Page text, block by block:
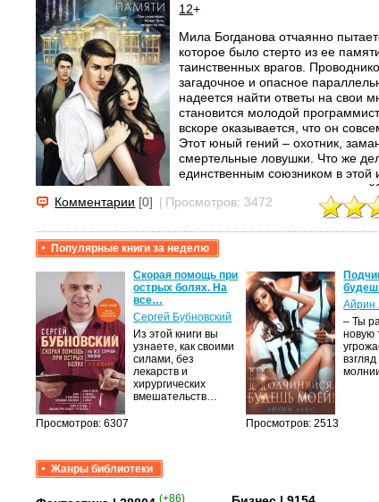
12+
Мила Богданова отчаянно
которое было стерто из ее
таинственных врагов.
загадочное и опасное
надеется найти ответы на свои
становится молодой
вскоре оказывается, что он
Этот юный гений – охотник,
смертельные ловушки. Что же
единственным союзником в этой
счету сотни человеческих
другу, даже если он говорит,
Навигатор уверен, что разгадка
девушка, уничтожит...
Комментарии [0] | Просмотров: 3472
Популярные книги за неделю
Просмотров: 6307
Скорая помощь при
острых болях. На
все…
Сергей Бубновский
Из этой книги вы
узнаете, как своими
силами, без
лекарств и
хирургических
вмешательств…
Просмотров: 2513
Айрин
– Ты
новую
Жанры библиотеки
(+86)